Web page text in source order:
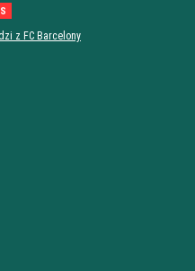
z FC Barcelony